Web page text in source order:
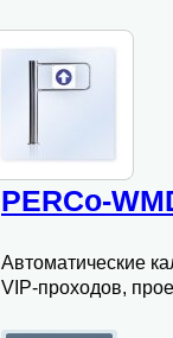
PERCo-
Автоматические
VIP-проходов,